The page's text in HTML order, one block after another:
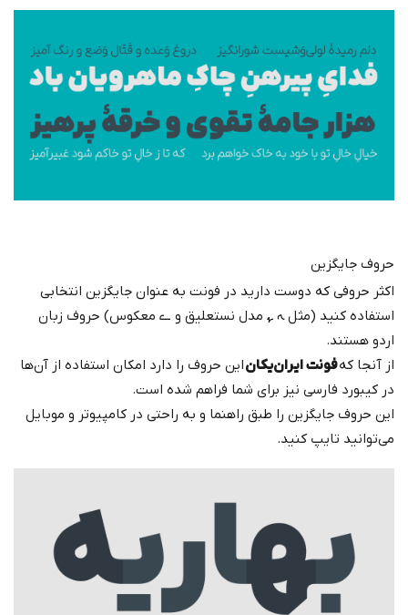
حروف جایگزین
اکثر حروفی که دوست دارید در فونت به عنوان جایگزین انتخابی
استفاده کنید (مثل ﮧ ﮩ مدل نستعلیق و ے معکوس) حروف زبان
اردو هستند.
از آنجا کهفونت ایران‌یکاناین حروف را دارد امکان استفاده از آن‌ها
در کیبورد فارسی نیز برای شما فراهم شده است.
این حروف جایگزین را طبق راهنما و به راحتی در کامپیوتر و موبایل
می‌توانید تایپ کنید.